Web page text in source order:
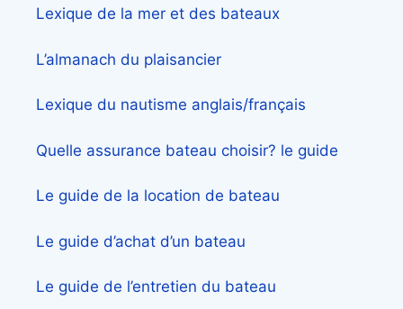
Lexique de la mer et des bateaux
L’almanach du plaisancier
Lexique du nautisme anglais/français
Quelle assurance bateau choisir? le guide
Le guide de la location de bateau
Le guide d’achat d’un bateau
Le guide de l’entretien du bateau